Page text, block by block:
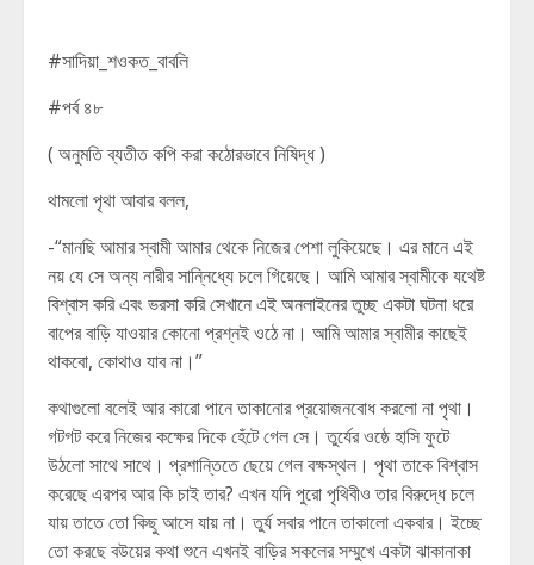
#সাদিয়া_শওকত_বাবলি
#পর্ব ৪৮
( অনুমতি ব্যতীত কপি করা কঠোরভাবে নিষিদ্ধ )
থামলো পৃথা আবার বলল,
-“মানছি আমার স্বামী আমার থেকে নিজের পেশা লুকিয়েছে। এর মানে এই
নয় যে সে অন্য নারীর সান্নিধ্যে চলে গিয়েছে। আমি আমার স্বামীকে যথেষ্ট
বিশ্বাস করি এবং ভরসা করি সেখানে এই অনলাইনের তুচ্ছ একটা ঘটনা ধরে
বাপের বাড়ি যাওয়ার কোনো প্রশ্নই ওঠে না। আমি আমার স্বামীর কাছেই
থাকবো, কোথাও যাব না।”
কথাগুলো বলেই আর কারো পানে তাকানোর প্রয়োজনবোধ করলো না পৃথা।
গটগট করে নিজের কক্ষের দিকে হেঁটে গেল সে। তুর্যের ওষ্ঠে হাসি ফুটে
উঠলো সাথে সাথে। প্রশান্তিতে ছেয়ে গেল বক্ষস্থল। পৃথা তাকে বিশ্বাস
করেছে এরপর আর কি চাই তার? এখন যদি পুরো পৃথিবীও তার বিরুদ্ধে চলে
যায় তাতে তো কিছু আসে যায় না। তুর্য সবার পানে তাকালো একবার। ইচ্ছে
তো করছে বউয়ের কথা শুনে এখনই বাড়ির সকলের সম্মুখে একটা ঝাকানাকা